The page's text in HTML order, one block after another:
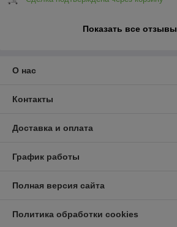
Показать все отзывы
О нас
Контакты
Доставка и оплата
График работы
Полная версия сайта
Политика обработки cookies